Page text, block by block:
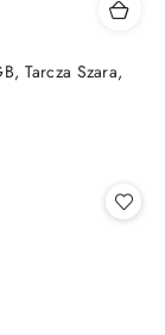
Tarcza Szara,